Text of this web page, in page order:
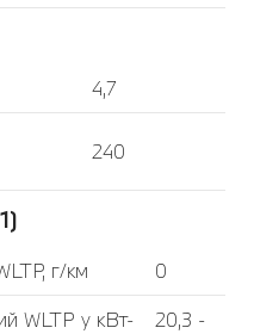
4,7
240
г/км
0
WLTP у кВт-
20,3 -